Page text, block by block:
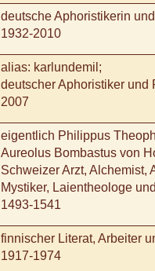
deutsche Aphoristikerin
1932-2010
alias: karlundemil;
deutscher Aphoristiker und
2007
eigentlich Philippus
Aureolus Bombastus von
Schweizer Arzt, Alchemist,
Mystiker, Laientheologe
1493-1541
finnischer Literat, Arbeiter
1917-1974